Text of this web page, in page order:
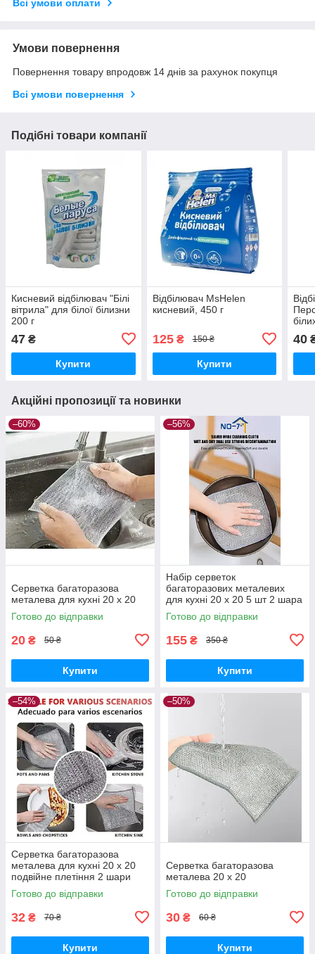
Всі умови оплати
Умови повернення
Повернення товару впродовж 14 днів за рахунок покупця
Всі умови повернення
Подібні товари компанії
Кисневий відбілювач "Білі
вітрила" для білої білизни
200 г
47 ₴
Купити
Відбілювач MsHelen
кисневий, 450 г
125₴ 150 ₴
Купити
40
Акційні пропозиції та новинки
–60%
Серветка багаторазова
металева для кухні 20 х 20
Готово до відправки
20 ₴ 50 ₴
Купити
–56%
Набір серветок
багаторазових металевих
для кухні 20 х 20 5 шт 2 шара
Готово до відправки
155 ₴ 350 ₴
Купити
–54%
Серветка багаторазова
металева для кухні 20 х 20
подвійне плетіння 2 шари
Готово до відправки
32 ₴ 70 ₴
Купити
–50%
Серветка багаторазова
металева 20 х 20
Готово до відправки
30 ₴ 60 ₴
Купити